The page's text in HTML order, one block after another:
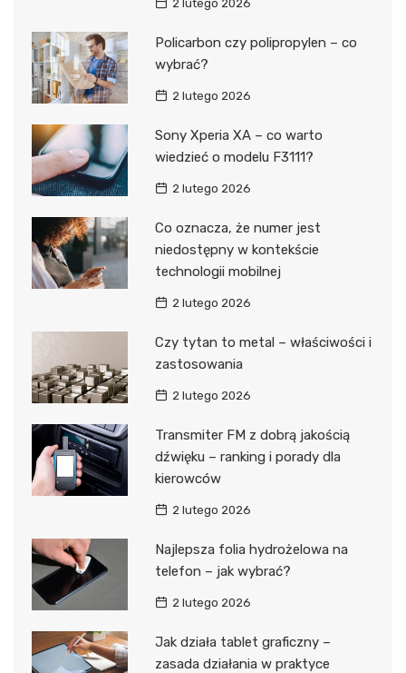
2 lutego 2026
Policarbon czy polipropylen – co
wybrać?
2 lutego 2026
Sony Xperia XA – co warto
wiedzieć o modelu F3111?
2 lutego 2026
Co oznacza, że numer jest
niedostępny w kontekście
technologii mobilnej
2 lutego 2026
Czy tytan to metal – właściwości i
zastosowania
2 lutego 2026
Transmiter FM z dobrą jakością
dźwięku – ranking i porady dla
kierowców
2 lutego 2026
Najlepsza folia hydrożelowa na
telefon – jak wybrać?
2 lutego 2026
Jak działa tablet graficzny –
zasada działania w praktyce